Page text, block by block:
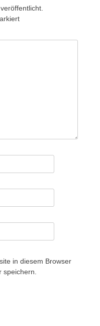
in diesem Browser